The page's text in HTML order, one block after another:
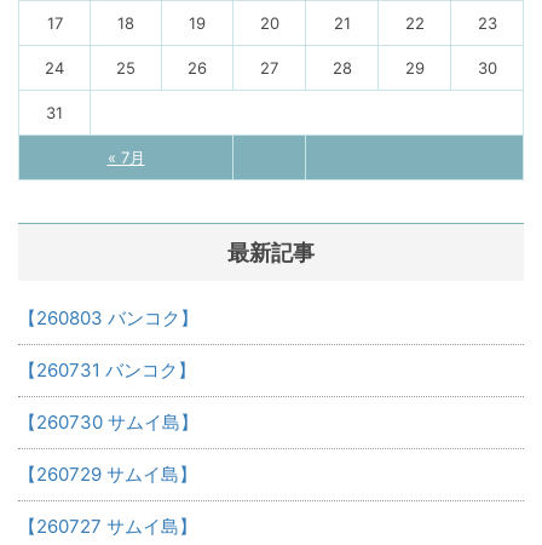
« 7月
17 18 19 20 21 22 23
24 25 26 27 28 29 30
31
最新記事
【260803 バンコク】
【260731 バンコク】
【260730 サムイ島】
【260729 サムイ島】
【260727 サムイ島】